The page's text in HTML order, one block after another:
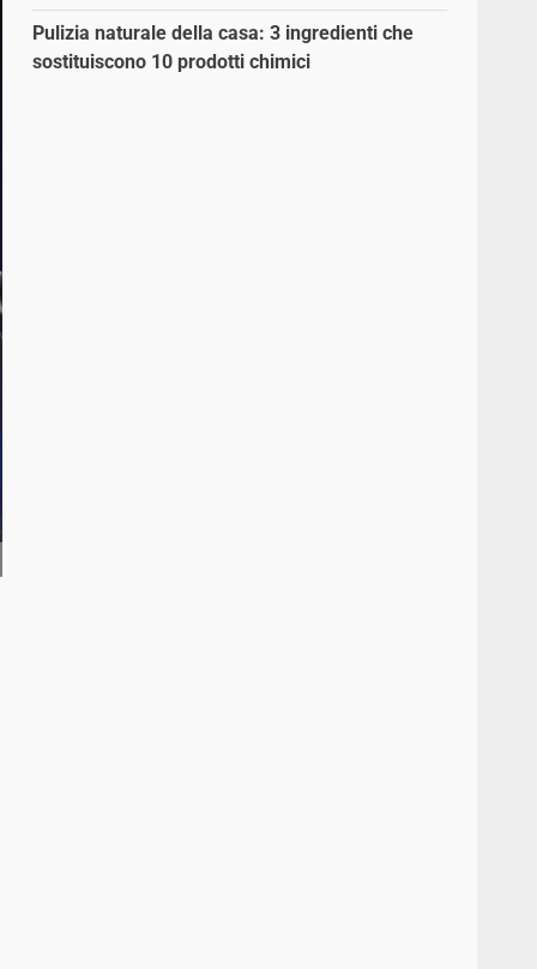
Pulizia naturale della casa: 3 ingredienti che
sostituiscono 10 prodotti chimici